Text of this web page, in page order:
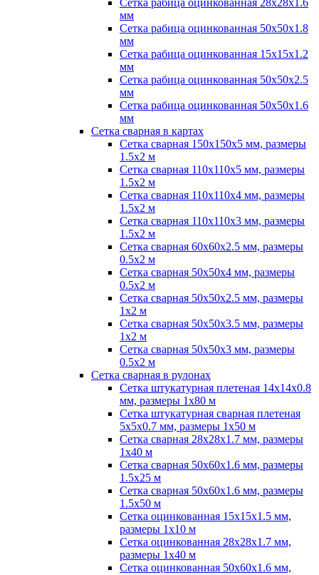
Сетка рабица оцинкованная 28х28х1.6
мм
Сетка рабица оцинкованная 50х50х1.8
мм
Сетка рабица оцинкованная 15х15х1.2
мм
Сетка рабица оцинкованная 50х50х2.5
мм
Сетка рабица оцинкованная 50х50х1.6
мм
Сетка сварная в картах
Сетка сварная 150х150х5 мм, размеры
1.5х2 м
Сетка сварная 110х110х5 мм, размеры
1.5х2 м
Сетка сварная 110х110х4 мм, размеры
1.5х2 м
Сетка сварная 110х110х3 мм, размеры
1.5х2 м
Сетка сварная 60х60х2.5 мм, размеры
0.5х2 м
Сетка сварная 50х50х4 мм, размеры
0.5х2 м
Сетка сварная 50х50х2.5 мм, размеры
1х2 м
Сетка сварная 50х50х3.5 мм, размеры
1х2 м
Сетка сварная 50х50х3 мм, размеры
0.5х2 м
Сетка сварная в рулонах
Сетка штукатурная плетеная 14х14х0.8
мм, размеры 1х80 м
Сетка штукатурная сварная плетеная
5х5х0.7 мм, размеры 1х50 м
Сетка сварная 28х28х1.7 мм, размеры
1х40 м
Сетка сварная 50х60х1.6 мм, размеры
1.5х25 м
Сетка сварная 50х60х1.6 мм, размеры
1.5х50 м
Сетка оцинкованная 15х15х1.5 мм,
размеры 1х10 м
Сетка оцинкованная 28х28х1.7 мм,
размеры 1х40 м
Сетка оцинкованная 50х60х1.6 мм,